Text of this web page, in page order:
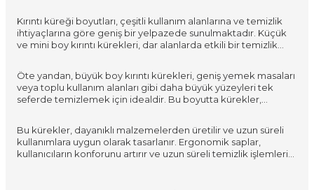
ve malzeme seçenekleri, işletmelerin estetik tercihlerine ve
dekorasyonuna uyum sağlayacak şekilde çeşitlilik gösterir,
böylece her işletme kendi zevkine ve ihtiyacına uygun bir
seçim yapabilir.
Kırıntı küreği boyutları, çeşitli kullanım alanlarına ve temizlik
ihtiyaçlarına göre geniş bir yelpazede sunulmaktadır. Küçük
ve mini boy kırıntı kürekleri, dar alanlarda etkili bir temizlik
mükemmeldir, çünkü dar masalar arasında kolayca manevra
yapılmasına olanak tanır ve hızlı bir şekilde temizlik yapılmasını
sağlar.
Öte yandan, büyük boy kırıntı kürekleri, geniş yemek masaları
veya toplu kullanım alanları gibi daha büyük yüzeyleri tek
seferde temizlemek için idealdir. Bu boyutta kürekler,
büyük masaları tek geçişte temizleyerek zaman ve emek
tasarrufu sağlar.
Bu kürekler, dayanıklı malzemelerden üretilir ve uzun süreli
kullanımlara uygun olarak tasarlanır. Ergonomik saplar,
kullanıcıların konforunu artırır ve uzun süreli temizlik işlemleri